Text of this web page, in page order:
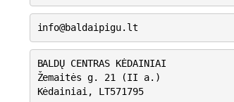
info@baldaipigu.lt
BALDŲ CENTRAS KĖDAINIAI
Žemaitės g. 21 (II a.)
Kėdainiai, LT571795